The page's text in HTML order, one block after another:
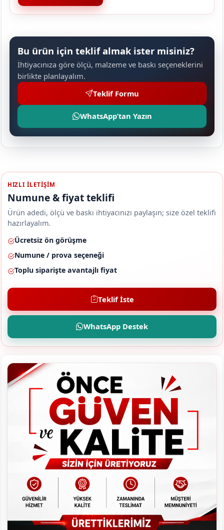
Bu ürün için teklif almak ister misiniz?
İhtiyacınıza göre ölçü, malzeme ve baskı seçeneklerini
birlikte planlayalım.
Teklif Formu
WhatsApp’tan Yazın
HIZLI ILETIŞIM
Numune & fiyat teklifi
Ürün adedi, ölçü ve baskı ihtiyacınızı paylaşın; size özel teklifi
hazırlayalım.
Ücretsiz ön görüşme
Numune / prova seçeneği
Toplu siparişte avantajlı fiyat
Teklif İste
WhatsApp Destek